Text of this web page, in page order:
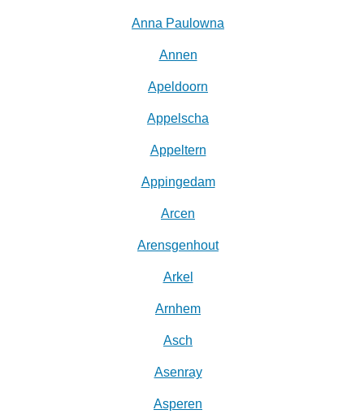
Anna Paulowna
Annen
Apeldoorn
Appelscha
Appeltern
Appingedam
Arcen
Arensgenhout
Arkel
Arnhem
Asch
Asenray
Asperen